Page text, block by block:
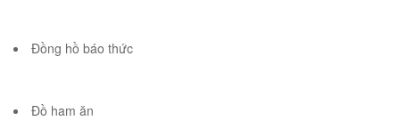
Đồng hồ báo thức
Đồ ham ăn